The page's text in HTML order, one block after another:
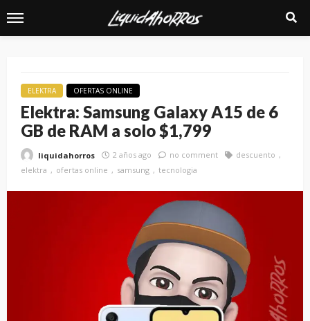
ELEKTRA OFERTAS ONLINE
Elektra: Samsung Galaxy A15 de 6
GB de RAM a solo $1,799
liquidahorros 2 años ago no comment
descuento
elektra
ofertas online samsung tecnologia